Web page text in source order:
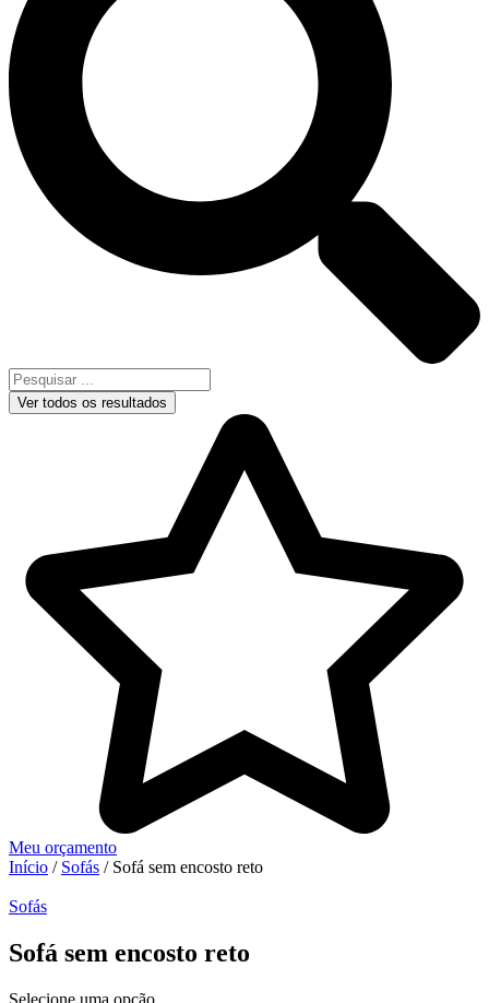
Ver todos os resultados
Meu orçamento
Início / Sofás / Sofá sem encosto reto
Sofás
Sofá sem encosto reto